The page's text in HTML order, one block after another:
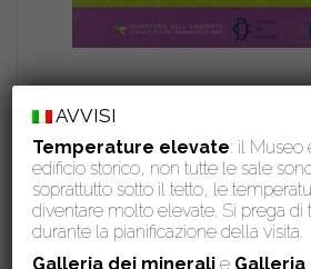
AVVISI
Temperature elevate: il Museo
edificio storico, non tutte le sale
soprattutto sotto il tetto, le
diventare molto elevate. Si prega di
durante la pianificazione della visita.
Galleria dei minerali e Galleria